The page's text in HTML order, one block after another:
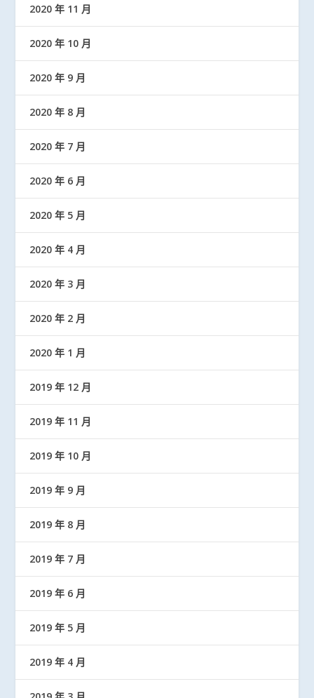
2020 年 11 月
2020 年 10 月
2020 年 9 月
2020 年 8 月
2020 年 7 月
2020 年 6 月
2020 年 5 月
2020 年 4 月
2020 年 3 月
2020 年 2 月
2020 年 1 月
2019 年 12 月
2019 年 11 月
2019 年 10 月
2019 年 9 月
2019 年 8 月
2019 年 7 月
2019 年 6 月
2019 年 5 月
2019 年 4 月